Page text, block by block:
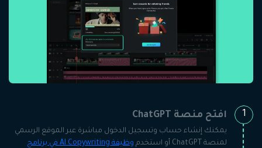
1 افتح منصة ChatGPT
يمكنك إنشاء حساب وتسجيل الدخول مباشرة عبر الموقع الرسمي
لمنصة ChatGPT أو استخدم
وظيفة AI Copywriting في برنامج